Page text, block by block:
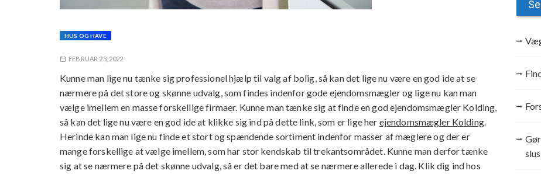
HUS OG HAVE
FEBRUAR 23, 2022
Kunne man lige nu tænke sig professionel hjælp til valg af bolig, så kan det lige nu være en god ide at se
nærmere på det store og skønne udvalg, som findes indenfor gode ejendomsmægler og lige nu kan man
vælge imellem en masse forskellige firmaer. Kunne man tænke sig at finde en god ejendomsmægler Kolding,
så kan det lige nu være en god ide at klikke sig ind på dette link, som er lige her ejendomsmægler Kolding.
Herinde kan man lige nu finde et stort og spændende sortiment indenfor masser af mæglere og der er
mange forskellige at vælge imellem, som har stor kendskab til trekantsområdet. Kunne man derfor tænke
sig at se nærmere på det skønne udvalg, så er det bare med at se nærmere allerede i dag. Klik dig ind hos